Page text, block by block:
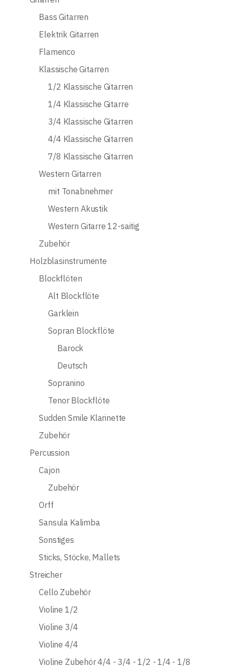
Bass Gitarren
Elektrik Gitarren
Flamenco
Klassische Gitarren
1/2 Klassische Gitarren
1/4 Klassische Gitarre
3/4 Klassische Gitarren
4/4 Klassische Gitarren
7/8 Klassische Gitarren
Western Gitarren
mit Tonabnehmer
Western Akustik
Western Gitarre 12-saitig
Zubehör
Holzblasinstrumente
Blockflöten
Alt Blockflöte
Garklein
Sopran Blockflöte
Barock
Deutsch
Sopranino
Tenor Blockflöte
Sudden Smile Klarinette
Zubehör
Percussion
Cajon
Zubehör
Orff
Sansula Kalimba
Sonstiges
Sticks, Stöcke, Mallets
Streicher
Cello Zubehör
Violine 1/2
Violine 3/4
Violine 4/4
Violine Zubehör 4/4 - 3/4 - 1/2 - 1/4 - 1/8